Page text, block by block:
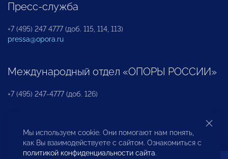
Пресс-служба
+7 (495) 247 4777 (доб. 115, 114, 113)
pressa@opora.ru
Международный отдел «ОПОРЫ РОССИИ»
+7 (495) 247-4777 (доб. 126)
Бюро по защите прав предпринимателей и
инвесторов
Мы используем cookie. Они помогают нам понять,
как Вы взаимодействуете с сайтом. Ознакомиться с
политикой конфиденциальности сайта.